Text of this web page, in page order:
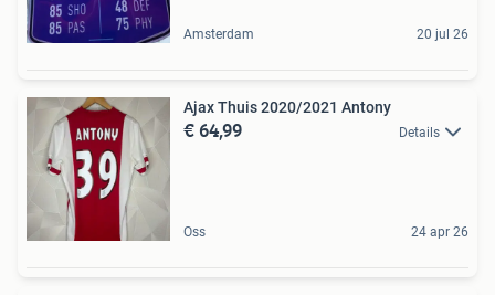
Amsterdam 20 jul 26
Ajax Thuis 2020/2021 Antony
€ 64,99 Details
Oss 24 apr 26